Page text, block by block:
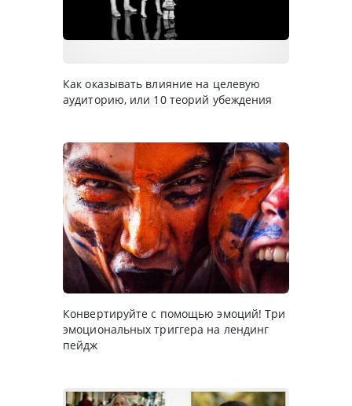
Как оказывать влияние на целевую
аудиторию, или 10 теорий убеждения
Конвертируйте с помощью эмоций! Три
эмоциональных триггера на лендинг
пейдж